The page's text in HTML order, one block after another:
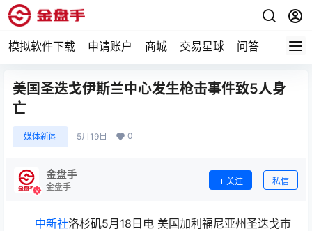
模拟软件下载 申请账户 商城 交易星球 问答 专题
美国圣迭戈伊斯兰中心发生枪击事件致5人身
亡
媒体新闻 5月19日 0
金盘手
金盘手
关注 私信
中新社洛杉矶5月18日电 美国加利福尼亚州圣迭戈市